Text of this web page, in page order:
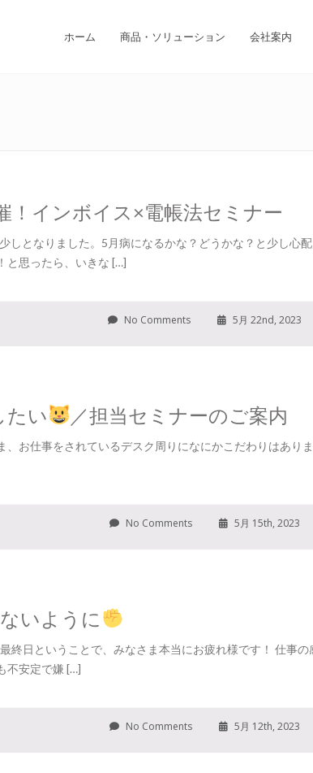
ホーム 商品・ソリューション 会社案内
！インボイス×電帳法セミナー
しとなりました。5月病になるかな？どうかな？と少し心
と思ったら、いきな […]
No Comments 5月 22nd, 2023
たい ／担当セミナーのご案内
、お仕事をされているデスク周りになにかこだわりはあ
No Comments 5月 15th, 2023
いように
終日ということで、みなさま本当にお疲れ様です！ 仕事
不安定で嫌 […]
No Comments 5月 12th, 2023